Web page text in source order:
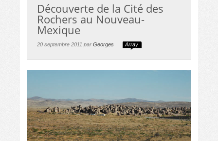
Découverte de la Cité des
Rochers au Nouveau-
Mexique
20 septembre 2011 par Georges Array